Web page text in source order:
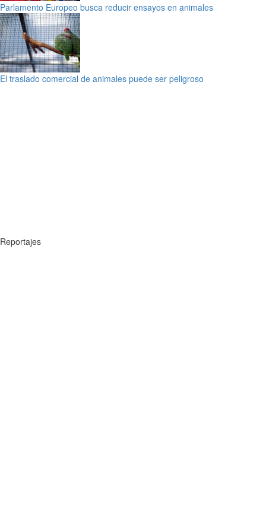
Parlamento Europeo busca reducir ensayos en animales
El traslado comercial de animales puede ser peligroso
Reportajes